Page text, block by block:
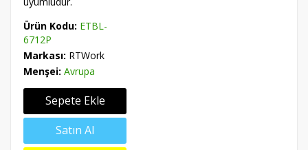
Ürün Kodu: ETBL-
6712P
Markası: RTWork
Menşei: Avrupa
Sepete Ekle
Satın Al